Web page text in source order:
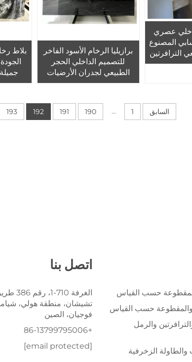
عصري
المصنوع
الترافرتين
سهل
برازيليا الرخام الأسود الفاخر
للتصميم الداخلي الحجر
الطبيعي لجدران الأرضيات
المطابخ الحمامات غرفة
المغلف
بلاط
مناسب
السابق 1
...
190
191
192
193
حسب القياس
والمقطوعة حسب القياس
والرمل
الزخرفية
اتصل بنا
الغرفة 710-1، رقم
تشيشان، منطقة هولي،
فوجيان، الصين
+86-13799795006
[email protected]